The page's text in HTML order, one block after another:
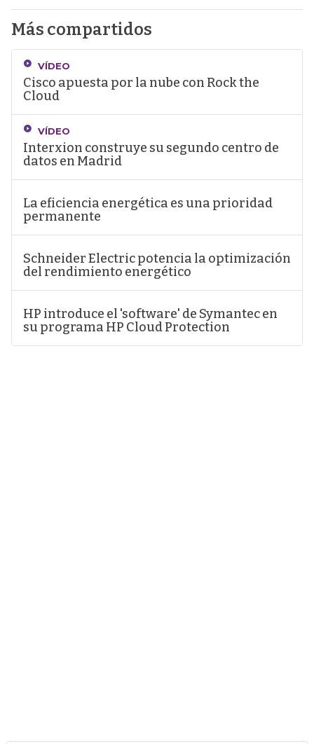
Más compartidos
VÍDEO
Cisco apuesta por la nube con Rock the
Cloud
VÍDEO
Interxion construye su segundo centro de
datos en Madrid
La eficiencia energética es una prioridad
permanente
Schneider Electric potencia la optimización
del rendimiento energético
HP introduce el 'software' de Symantec en
su programa HP Cloud Protection